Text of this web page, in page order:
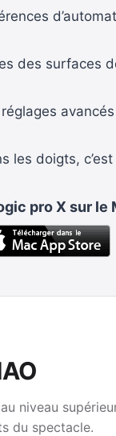
des surfaces
avancés
les doigts,
pro X sur le
niveau
du spectacle.